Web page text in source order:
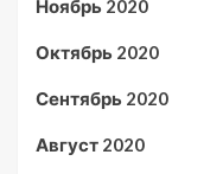
Ноябрь 2020
Октябрь 2020
Сентябрь 2020
Август 2020